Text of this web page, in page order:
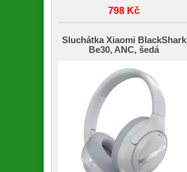
798 Kč
Sluchátka Xiaomi BlackShark
Be30, ANC, šedá